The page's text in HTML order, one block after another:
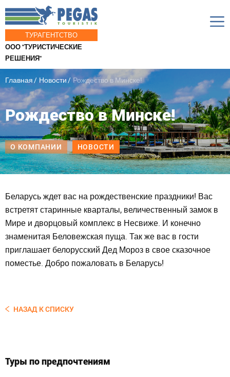
ТУРАГЕНТСТВО
ООО "ТУРИСТИЧЕСКИЕ
РЕШЕНИЯ"
Главная Новости Рождество в Минске!
Рождество в Минске!
О КОМПАНИИ НОВОСТИ
Беларусь ждет вас на рождественские праздники! Вас
встретят старинные кварталы, величественный замок в
Мире и дворцовый комплекс в Несвиже. И конечно
знаменитая Беловежская пуща. Так же вас в гости
приглашает белорусский Дед Мороз в свое сказочное
поместье. Добро пожаловать в Беларусь!
НАЗАД К СПИСКУ
Туры по предпочтениям